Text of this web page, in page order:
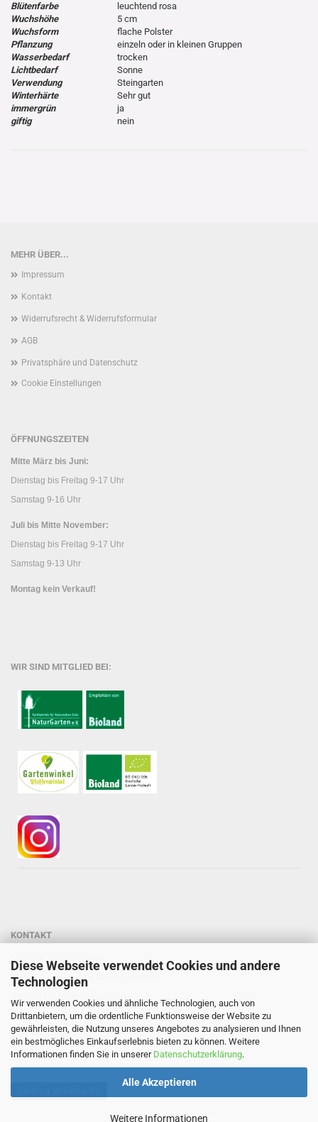
Diese Webseite verwendet Cookies und andere
Technologien
Wir verwenden Cookies und ähnliche Technologien, auch von
Drittanbietern, um die ordentliche Funktionsweise der Website zu
gewährleisten, die Nutzung unseres Angebotes zu analysieren und Ihnen
ein bestmögliches Einkaufserlebnis bieten zu können. Weitere
Informationen finden Sie in unserer Datenschutzerklärung.
Alle Akzeptieren
Weitere Informationen
Blütenfarbe
leuchtend rosa
Wuchshöhe
5 cm
Wuchsform
flache Polster
Pflanzung
einzeln oder in kleinen Gruppen
Wasserbedarf
trocken
Lichtbedarf
Sonne
Verwendung
Steingarten
Winterhärte
Sehr gut
immergrün
ja
giftig
nein
MEHR ÜBER...
Impressum
Kontakt
Widerrufsrecht & Widerrufsformular
AGB
Privatsphäre und Datenschutz
Cookie Einstellungen
ÖFFNUNGSZEITEN
Mitte März bis Juni:
Dienstag bis Freitag 9-17 Uhr
Samstag 9-16 Uhr
Juli bis Mitte November:
Dienstag bis Freitag 9-17 Uhr
Samstag 9-13 Uhr
Montag kein Verkauf!
WIR SIND MITGLIED BEI:
KONTAKT
Dipl.-Ing. Susanne Spatz-Behmenburg
Tel: 0 88 03 - 47 80 900
Mail: info@staudenspatz.de